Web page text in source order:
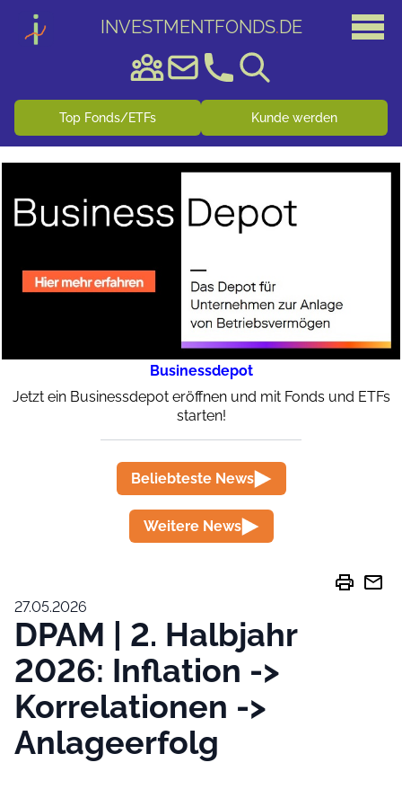
INVESTMENTFONDS.DE
Top Fonds/ETFs Kunde werden
Businessdepot
Jetzt ein Businessdepot eröffnen und mit Fonds und ETFs
starten!
Beliebteste News
Weitere News
print mail
27.05.2026
DPAM | 2. Halbjahr
2026: Inflation ->
Korrelationen ->
Anlageerfolg